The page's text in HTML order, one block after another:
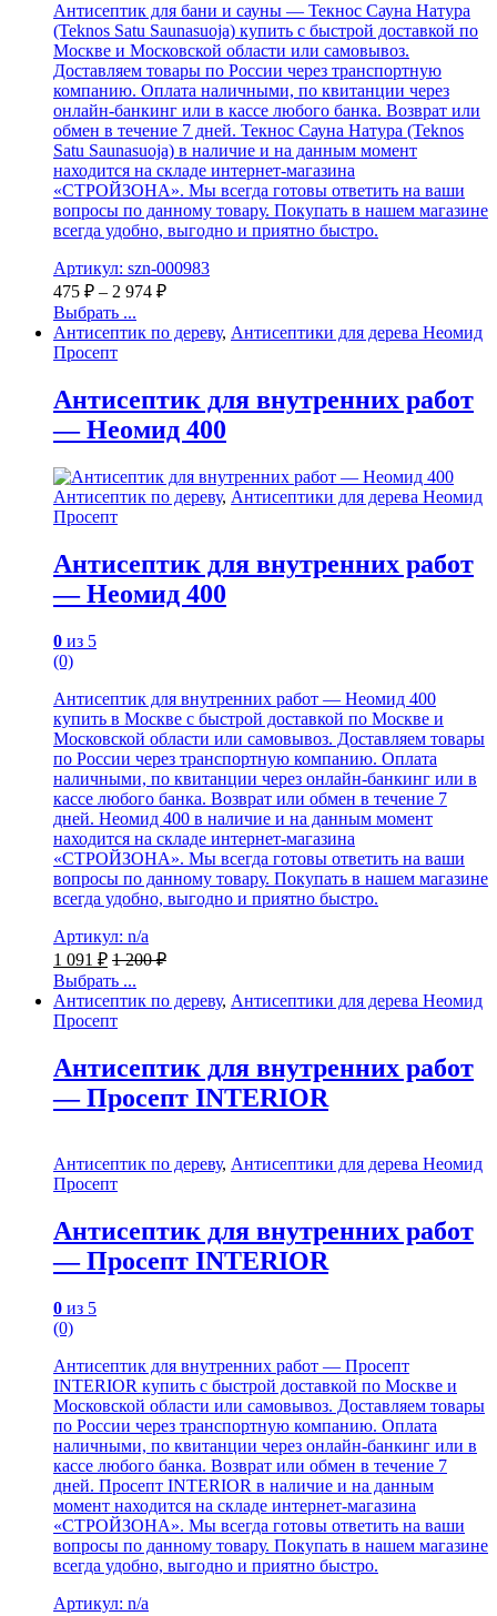
Антисептик для бани и сауны — Текнос Сауна Натура
(Teknos Satu Saunasuoja) купить с быстрой доставкой по
Москве и Московской области или самовывоз.
Доставляем товары по России через транспортную
компанию. Оплата наличными, по квитанции через
онлайн-банкинг или в кассе любого банка. Возврат или
обмен в течение 7 дней. Текнос Сауна Натура (Teknos
Satu Saunasuoja) в наличие и на данным момент
находится на складе интернет-магазина
«СТРОЙЗОНА». Мы всегда готовы ответить на ваши
вопросы по данному товару. Покупать в нашем магазине
всегда удобно, выгодно и приятно быстро.
Артикул: szn-000983
475 ₽ – 2 974 ₽
Выбрать ...
Антисептик по дереву, Антисептики для дерева Неомид
Просепт
Антисептик для внутренних работ
— Неомид 400
Антисептик по дереву, Антисептики для дерева Неомид
Просепт
Антисептик для внутренних работ
— Неомид 400
0 из 5
(0)
Антисептик для внутренних работ — Неомид 400
купить в Москве с быстрой доставкой по Москве и
Московской области или самовывоз. Доставляем товары
по России через транспортную компанию. Оплата
наличными, по квитанции через онлайн-банкинг или в
кассе любого банка. Возврат или обмен в течение 7
дней. Неомид 400 в наличие и на данным момент
находится на складе интернет-магазина
«СТРОЙЗОНА». Мы всегда готовы ответить на ваши
вопросы по данному товару. Покупать в нашем магазине
всегда удобно, выгодно и приятно быстро.
Артикул: n/a
1 091 ₽ 1 200₽
Выбрать ...
Антисептик по дереву, Антисептики для дерева Неомид
Просепт
Антисептик для внутренних работ
— Просепт INTERIOR
Антисептик по дереву, Антисептики для дерева Неомид
Просепт
Антисептик для внутренних работ
— Просепт INTERIOR
0 из 5
(0)
Антисептик для внутренних работ — Просепт
INTERIOR купить с быстрой доставкой по Москве и
Московской области или самовывоз. Доставляем товары
по России через транспортную компанию. Оплата
наличными, по квитанции через онлайн-банкинг или в
кассе любого банка. Возврат или обмен в течение 7
дней. Просепт INTERIOR в наличие и на данным
момент находится на складе интернет-магазина
«СТРОЙЗОНА». Мы всегда готовы ответить на ваши
вопросы по данному товару. Покупать в нашем магазине
всегда удобно, выгодно и приятно быстро.
Артикул: n/a